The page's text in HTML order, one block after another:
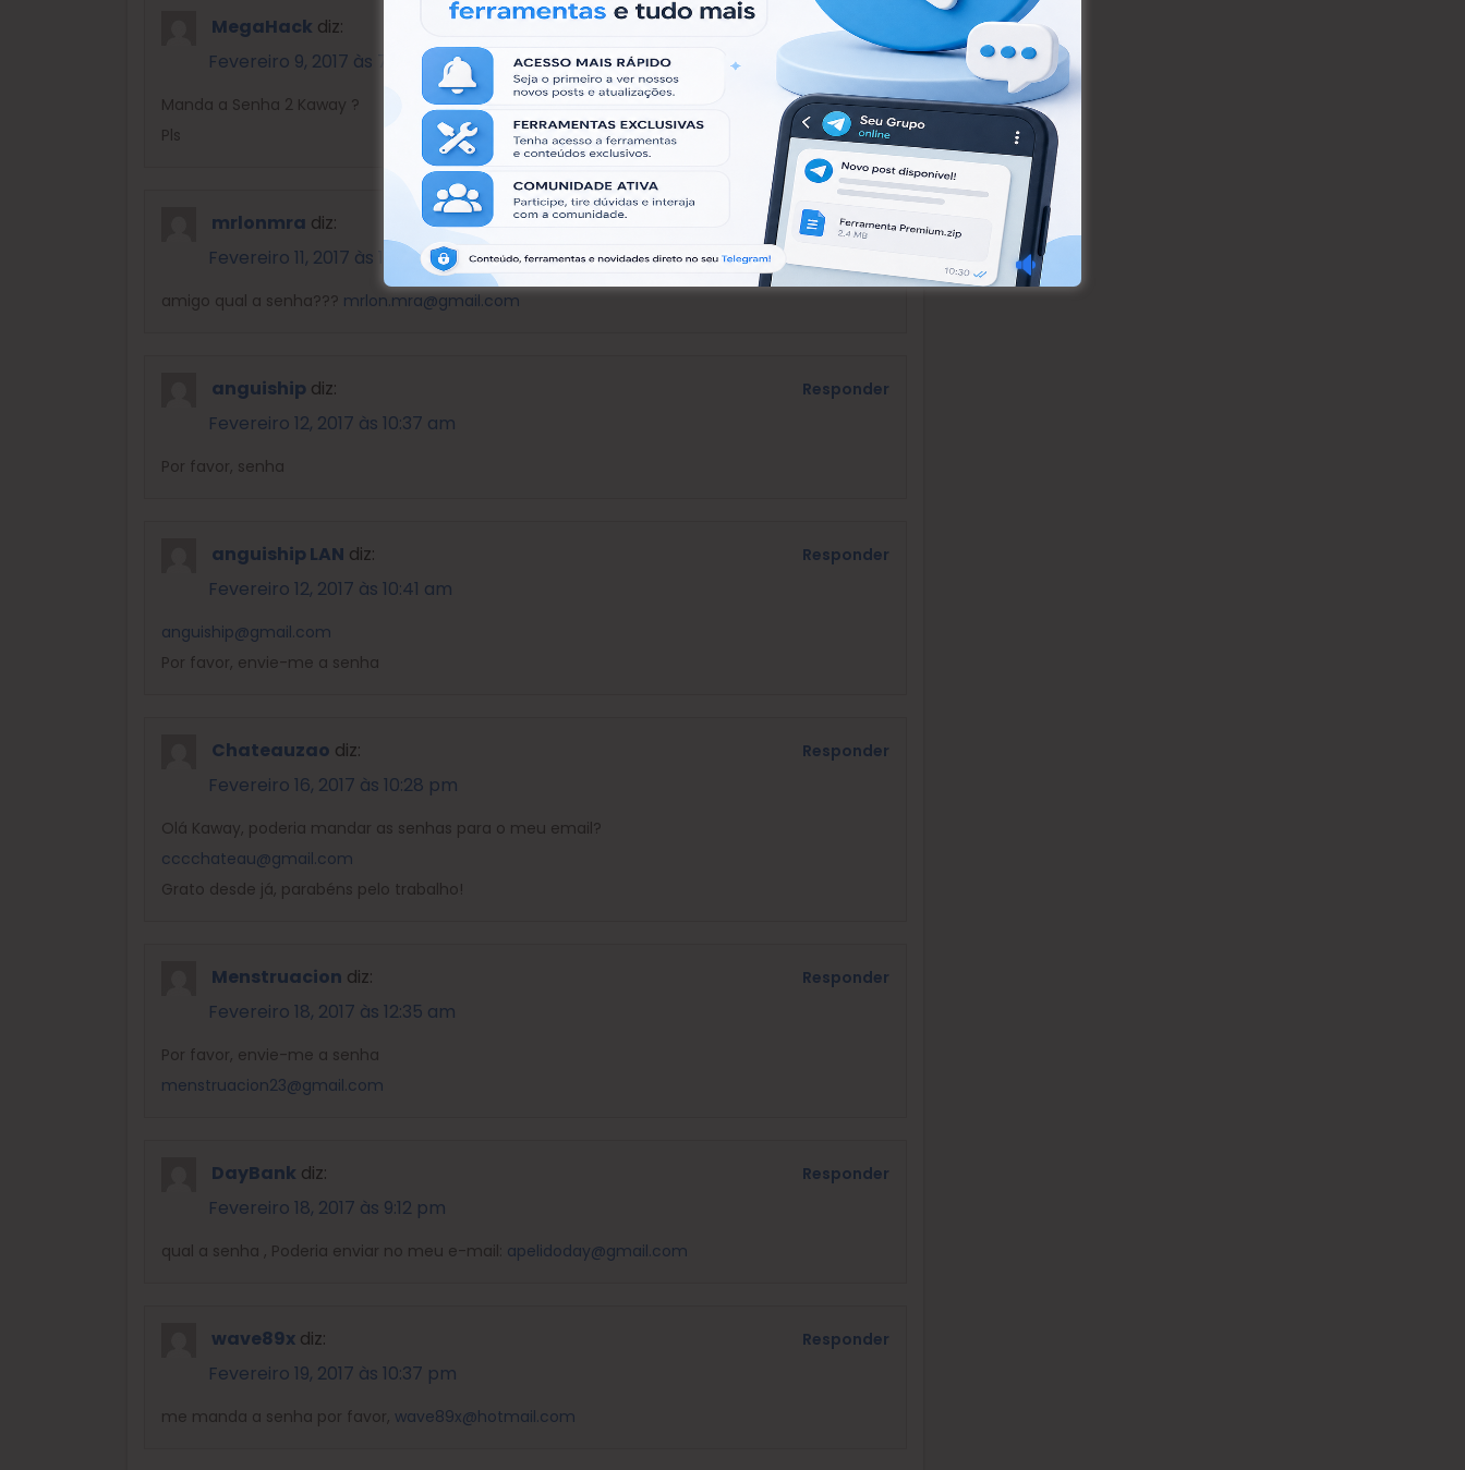
MegaHack diz:
Fevereiro 9, 2017 às 7:12 pm
Manda a Senha 2 Kaway ?
Pls
Responder
mrlonmra diz:
Fevereiro 11, 2017 às 1:39 pm
amigo qual a senha??? mrlon.mra@gmail.com
Responder
anguiship diz:
Fevereiro 12, 2017 às 10:37 am
Por favor, senha
Responder
anguiship LAN diz:
Fevereiro 12, 2017 às 10:41 am
anguiship@gmail.com
Por favor, envie-me a senha
Responder
Chateauzao diz:
Fevereiro 16, 2017 às 10:28 pm
Olá Kaway, poderia mandar as senhas para o meu email?
cccchateau@gmail.com
Grato desde já, parabéns pelo trabalho!
Responder
Menstruacion diz:
Fevereiro 18, 2017 às 12:35 am
Por favor, envie-me a senha
menstruacion23@gmail.com
Responder
DayBank diz:
Fevereiro 18, 2017 às 9:12 pm
qual a senha , Poderia enviar no meu e-mail: apelidoday@gmail.com
Responder
wave89x diz:
Fevereiro 19, 2017 às 10:37 pm
me manda a senha por favor, wave89x@hotmail.com
Responder